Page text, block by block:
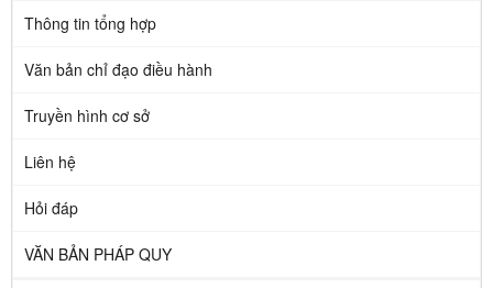
Thông tin tổng hợp
Văn bản chỉ đạo điều hành
Truyền hình cơ sở
Liên hệ
Hỏi đáp
VĂN BẢN PHÁP QUY